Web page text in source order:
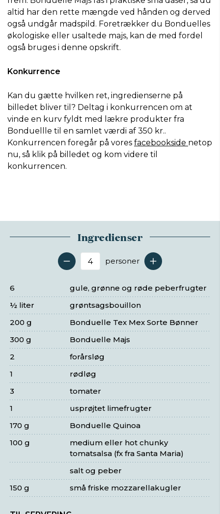
altid har den rette mængde ved hånden og derved
også undgår madspild. Foretrækker du Bonduelles
økologiske eller usaltede majs, kan de med fordel
også bruges i denne opskrift.
Konkurrence
Kan du gætte hvilken ret, ingredienserne på
billedet bliver til? Deltag i konkurrencen om at
vinde en kurv fyldt med lækre produkter fra
Bonduellle til en samlet værdi af 350 kr..
Konkurrencen foregår på vores facebookside netop
nu, så klik på billedet og kom videre til
konkurrencen.
Ingredienser
Antal serveringer
personer
gule, grønne og røde peberfrugter
6
grøntsagsbouillon
½ liter
Bonduelle Tex Mex Sorte Bønner
200 g
Bonduelle Majs
300 g
forårsløg
2
rødløg
1
tomater
3
usprøjtet limefrugter
1
Bonduelle Quinoa
170 g
medium eller hot chunky
tomatsalsa (fx fra Santa Maria)
100 g
salt og peber
små friske mozzarellakugler
150 g